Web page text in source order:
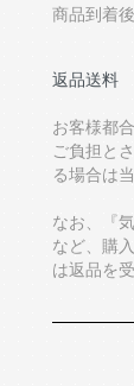
商品到着
返品送料
お客様都
ご負担と
る場合は
なお、『
など、購
は返品を